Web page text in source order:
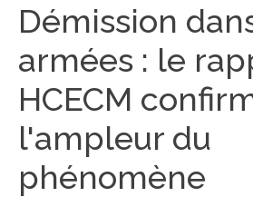
Démission
armées : le
HCECM
l'ampleur du
phénomène